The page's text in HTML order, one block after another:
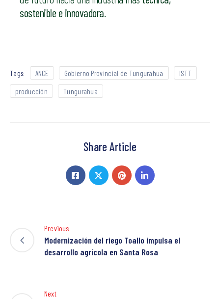
sostenible e innovadora.
Tags: ANCE Gobierno Provincial de Tungurahua ISTT
producción Tungurahua
Share Article
Previous
Modernización del riego Toallo impulsa el
desarrollo agrícola en Santa Rosa
Next